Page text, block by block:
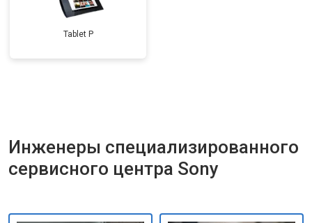
Tablet P
Инженеры специализированного
сервисного центра Sony